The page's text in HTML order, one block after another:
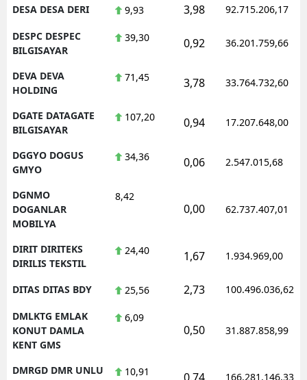
DESA DESA DERI 9,93 3,98 92.715.206,17
DESPC DESPEC
BILGISAYAR
39,30 0,92 36.201.759,66
DEVA DEVA
HOLDING
71,45 3,78 33.764.732,60
DGATE DATAGATE
BILGISAYAR
107,20 0,94 17.207.648,00
DGGYO DOGUS
GMYO
34,36 0,06 2.547.015,68
DGNMO
DOGANLAR
MOBILYA
8,42
0,00 62.737.407,01
DIRIT DIRITEKS
DIRILIS TEKSTIL
24,40 1,67 1.934.969,00
DITAS DITAS BDY 25,56 2,73 100.496.036,62
DMLKTG EMLAK
KONUT DAMLA
KENT GMS
6,09
0,50 31.887.858,99
DMRGD DMR UNLU
10,91 166.281.146,33